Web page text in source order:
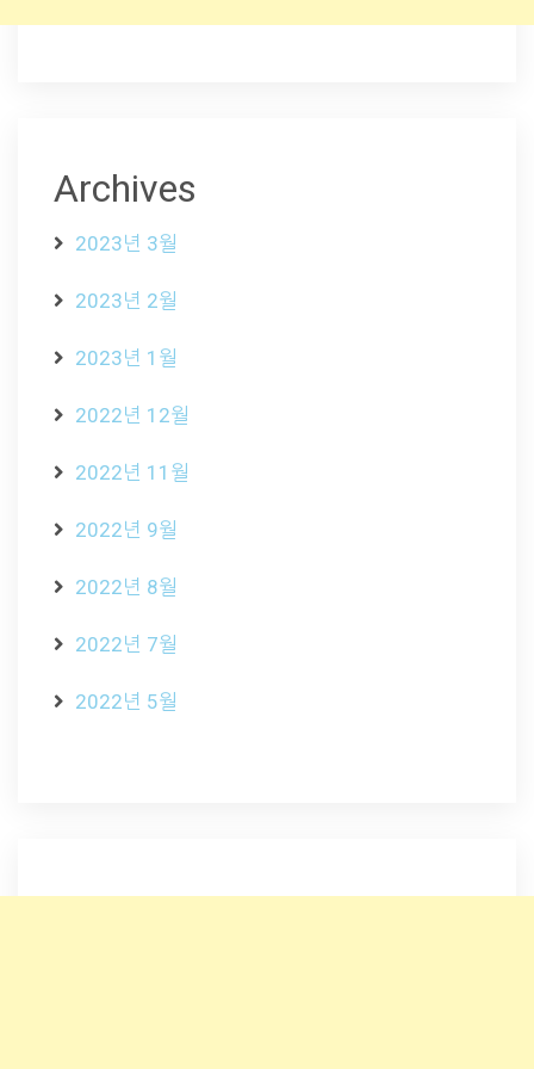
Archives
2023년 3월
2023년 2월
2023년 1월
2022년 12월
2022년 11월
2022년 9월
2022년 8월
2022년 7월
2022년 5월